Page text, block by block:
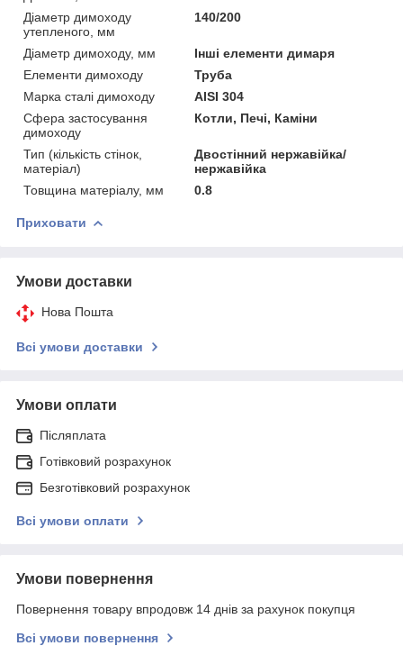
Діаметр димоходу
утепленого, мм
140/200
Діаметр димоходу, мм
Інші елементи димаря
Елементи димоходу
Труба
Марка сталі димоходу
AISI 304
Сфера застосування
димоходу
Котли, Печі, Каміни
Тип (кількість стінок,
матеріал)
Двостінний нержавійка/
нержавійка
Товщина матеріалу, мм
0.8
Приховати
Умови доставки
Нова Пошта
Всі умови доставки
Умови оплати
Післяплата
Готівковий розрахунок
Безготівковий розрахунок
Всі умови оплати
Умови повернення
Повернення товару впродовж 14 днів за рахунок покупця
Всі умови повернення